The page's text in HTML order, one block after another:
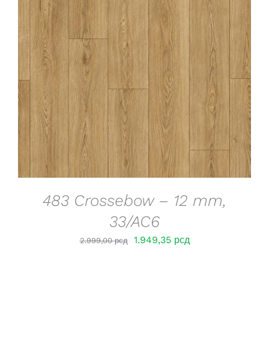
483 Crossebow – 12 mm,
33/AC6
2.999,00рсд
Оригинална
1.949,35 рсдТренутна